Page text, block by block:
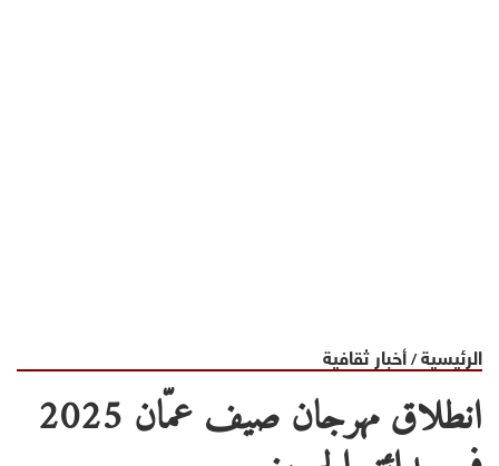
الرئيسية/أخبار ثقافية
انطلاق مهرجان صيف عمّان 2025